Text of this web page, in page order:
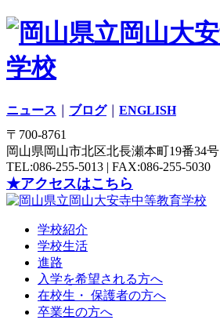
ニュース ブログ｜ ENGLISH
〒700-8761
岡山県岡山市北区北長瀬本町19番34号
TEL:086-255-5013 | FAX:086-255-5030
★アクセスはこちら
学校紹介
学校生活
進路
入学を希望される方へ
在校生・ 保護者の方へ
卒業生の方へ